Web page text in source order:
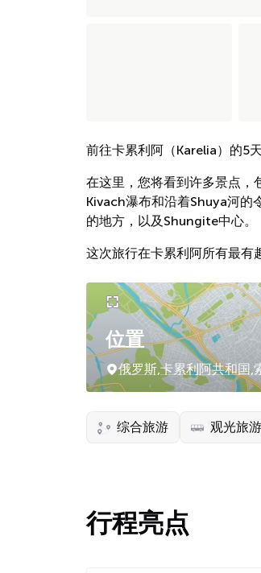
前往卡累利阿（Karelia）的5
在这里，您将看到许多景点，
Kivach瀑布和沿着Shuya河的
的地方，以及Shungite中心。
这次旅行在卡累利阿所有最有
位置
俄罗斯,卡累利阿共和国,
综合旅游 观光旅游
行程亮点